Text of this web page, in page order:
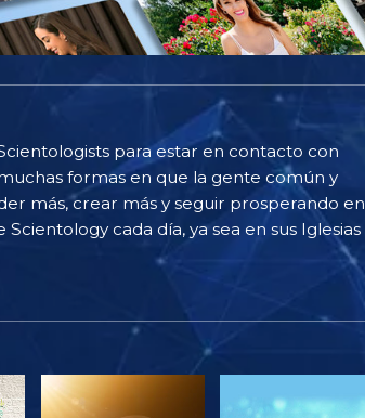
para estar en contacto con
formas en que la gente común y
más, crear más y seguir prosperando en
cada día, ya sea en sus Iglesias